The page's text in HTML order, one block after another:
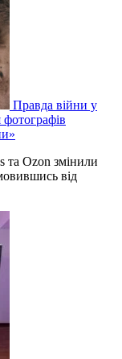
Правда війни у
та Ozon змінили
від